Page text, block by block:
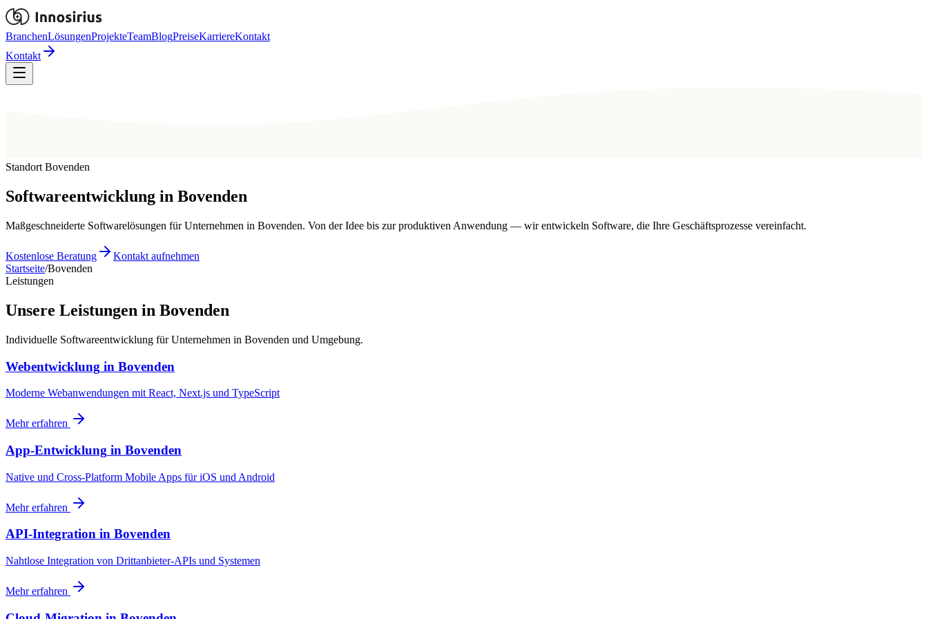
BranchenLösungenProjekteTeamBlogPreiseKarriereKontakt
Kontakt
Standort Bovenden
Softwareentwicklung in Bovenden
Maßgeschneiderte Softwarelösungen für Unternehmen in Bovenden. Von der Idee bis zur produktiven Anwendung — wir entwickeln Software, die Ihre Geschäftsprozesse vereinfacht.
Kostenlose Beratung
Kontakt aufnehmen
Startseite/Bovenden
Leistungen
Unsere Leistungen in Bovenden
Individuelle Softwareentwicklung für Unternehmen in Bovenden und Umgebung.
Webentwicklung in Bovenden
Moderne Webanwendungen mit React, Next.js und TypeScript
Mehr erfahren
App-Entwicklung in Bovenden
Native und Cross-Platform Mobile Apps für iOS und Android
Mehr erfahren
API-Integration in Bovenden
Nahtlose Integration von Drittanbieter-APIs und Systemen
Mehr erfahren